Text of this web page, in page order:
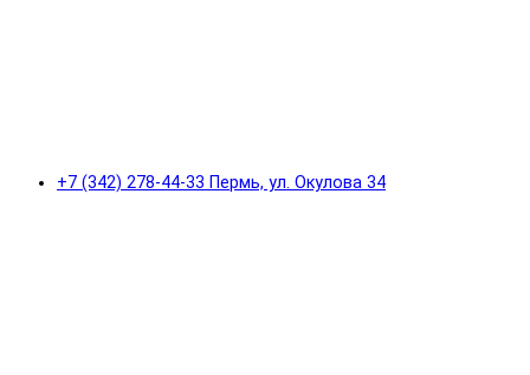
+7 (342) 278-44-33 Пермь, ул. Окулова 34